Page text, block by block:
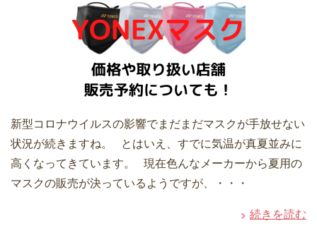
新型コロナウイルスの影響でまだまだマスクが手放せない
状況が続きますね。 とはいえ、すでに気温が真夏並みに
高くなってきています。 現在色んなメーカーから夏用の
マスクの販売が決っているようですが、・・・
続きを読む